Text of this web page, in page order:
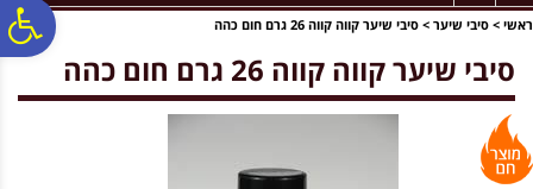
ראשי > סיבי שיער > סיבי שיער קווה קווה 26 גרם חום כהה
סיבי שיער קווה קווה 26 גרם חום כהה